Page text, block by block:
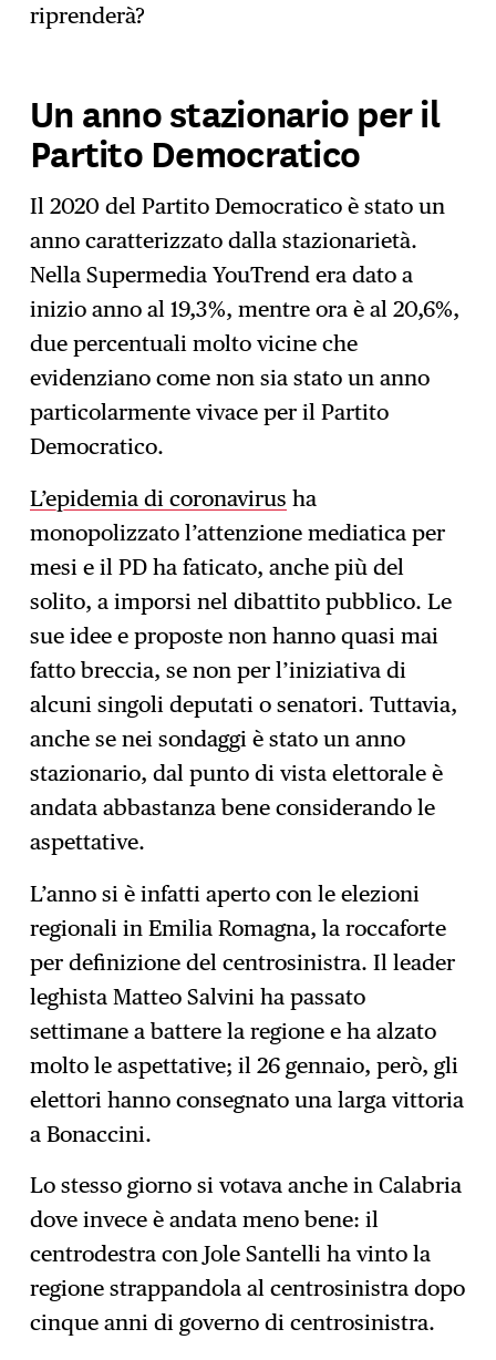
riprenderà?
Un anno stazionario per il
Partito Democratico
Il 2020 del Partito Democratico è stato un
anno caratterizzato dalla stazionarietà.
Nella Supermedia YouTrend era dato a
inizio anno al 19,3%, mentre ora è al 20,6%,
due percentuali molto vicine che
evidenziano come non sia stato un anno
particolarmente vivace per il Partito
Democratico.
L’epidemia di coronavirus ha
monopolizzato l’attenzione mediatica per
mesi e il PD ha faticato, anche più del
solito, a imporsi nel dibattito pubblico. Le
sue idee e proposte non hanno quasi mai
fatto breccia, se non per l’iniziativa di
alcuni singoli deputati o senatori. Tuttavia,
anche se nei sondaggi è stato un anno
stazionario, dal punto di vista elettorale è
andata abbastanza bene considerando le
aspettative.
L’anno si è infatti aperto con le elezioni
regionali in Emilia Romagna, la roccaforte
per definizione del centrosinistra. Il leader
leghista Matteo Salvini ha passato
settimane a battere la regione e ha alzato
molto le aspettative; il 26 gennaio, però, gli
elettori hanno consegnato una larga vittoria
a Bonaccini.
Lo stesso giorno si votava anche in Calabria
dove invece è andata meno bene: il
centrodestra con Jole Santelli ha vinto la
regione strappandola al centrosinistra dopo
cinque anni di governo di centrosinistra.